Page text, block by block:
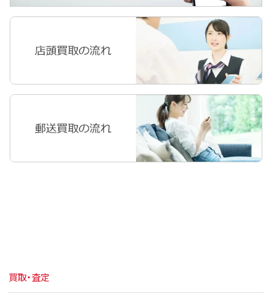
iPad Pro 12.9 第3世代
iPad Pro 12.9 第2世代
iPad Pro 12.9
iPad 第6世代 2018
買取・査定